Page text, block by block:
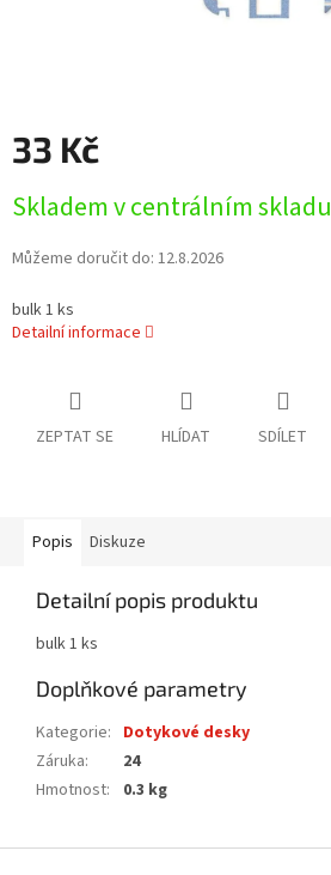
33 Kč
cena:
Skladem v centrálním skladu
Můžeme doručit do: 12.8.2026
bulk 1 ks
Detailní informace
ZEPTAT SE HLÍDAT SDÍLET
Popis Diskuze
Detailní popis produktu
bulk 1 ks
Doplňkové parametry
Kategorie: Dotykové desky
Záruka:
24
Hmotnost: 0.3 kg